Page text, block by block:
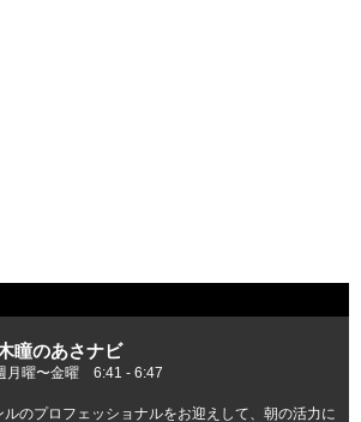
瞳のあさナビ
月曜〜金曜 6:41 - 6:47
のプロフェッショナルをお迎えして、朝の活力に